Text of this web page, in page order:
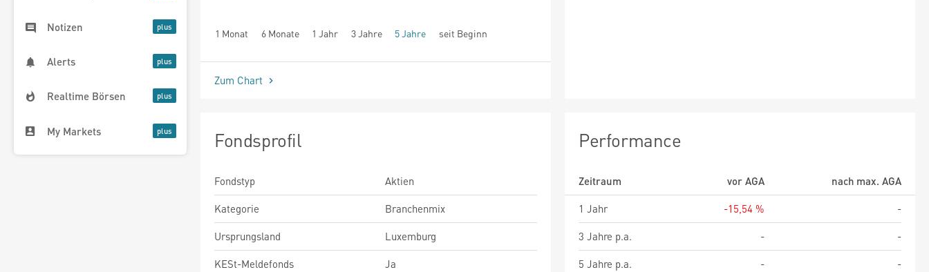
Notizen
Alerts
Realtime Börsen
My Markets
1 Monat 6 Monate 1 Jahr 3 Jahre 5 Jahre seit Beginn
Zum Chart
Fondsprofil
Fondstyp
Aktien
Kategorie
Branchenmix
Ursprungsland
Luxemburg
KESt-Meldefonds
Ja
Performance
Zeitraum vor AGA
nach max. AGA
1 Jahr
-15,54 %
-
3 Jahre p.a.
-
-
5 Jahre p.a.
- -